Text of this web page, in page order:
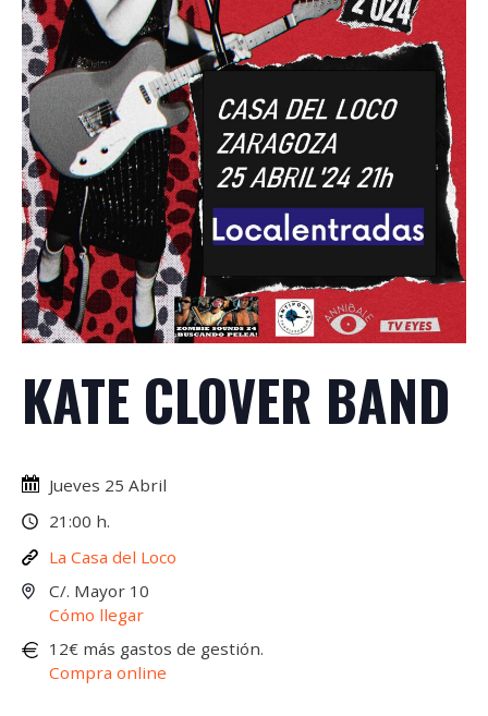
KATE CLOVER BAND
Jueves 25 Abril
21:00 h.
La Casa del Loco
C/. Mayor 10
Cómo llegar
12€ más gastos de gestión.
Compra online